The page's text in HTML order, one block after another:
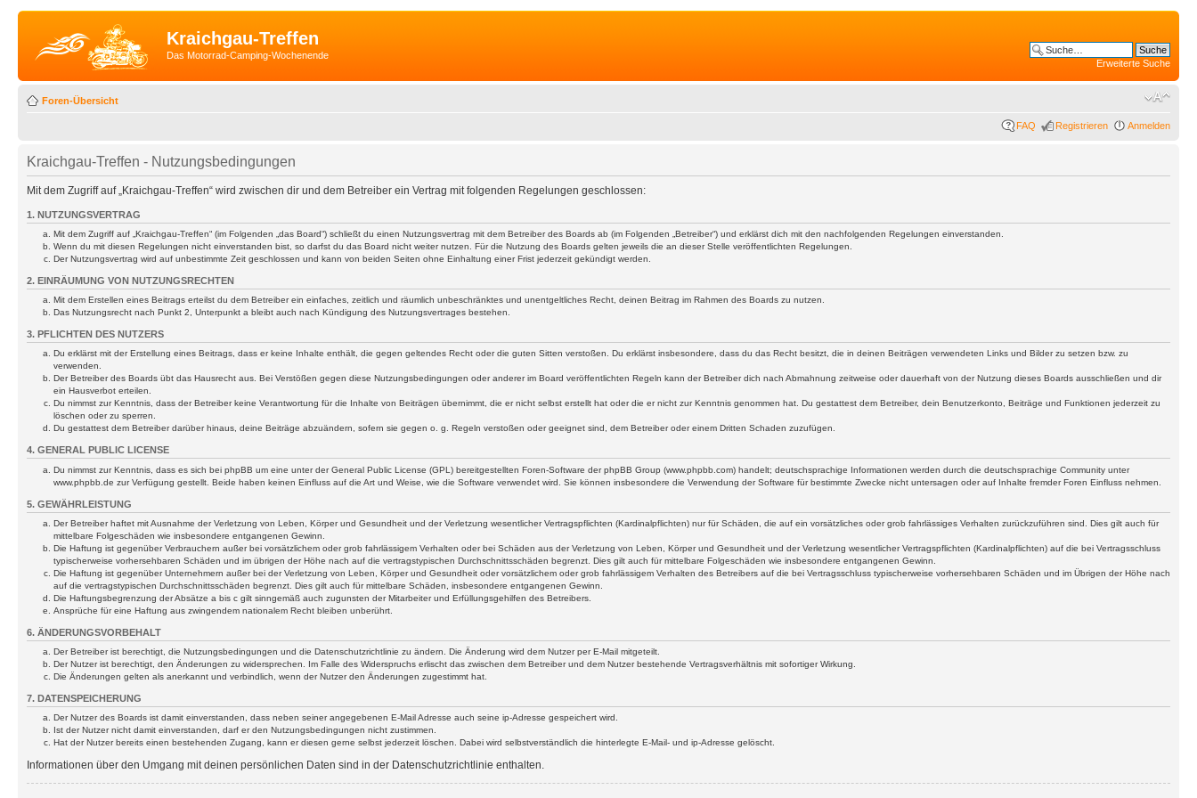
Kraichgau-Treffen
Das Motorrad-Camping-Wochenende
Erweiterte Suche
Foren-Übersicht
FAQ Registrieren Anmelden
Kraichgau-Treffen - Nutzungsbedingungen
Mit dem Zugriff auf „Kraichgau-Treffen“ wird zwischen dir und dem Betreiber ein Vertrag mit folgenden Regelungen geschlossen:
1. NUTZUNGSVERTRAG
Mit dem Zugriff auf „Kraichgau-Treffen“ (im Folgenden „das Board“) schließt du einen Nutzungsvertrag mit dem Betreiber des Boards ab (im Folgenden „Betreiber“) und erklärst dich mit den nachfolgenden Regelungen einverstanden.
Wenn du mit diesen Regelungen nicht einverstanden bist, so darfst du das Board nicht weiter nutzen. Für die Nutzung des Boards gelten jeweils die an dieser Stelle veröffentlichten Regelungen.
Der Nutzungsvertrag wird auf unbestimmte Zeit geschlossen und kann von beiden Seiten ohne Einhaltung einer Frist jederzeit gekündigt werden.
2. EINRÄUMUNG VON NUTZUNGSRECHTEN
Mit dem Erstellen eines Beitrags erteilst du dem Betreiber ein einfaches, zeitlich und räumlich unbeschränktes und unentgeltliches Recht, deinen Beitrag im Rahmen des Boards zu nutzen.
Das Nutzungsrecht nach Punkt 2, Unterpunkt a bleibt auch nach Kündigung des Nutzungsvertrages bestehen.
3. PFLICHTEN DES NUTZERS
Du erklärst mit der Erstellung eines Beitrags, dass er keine Inhalte enthält, die gegen geltendes Recht oder die guten Sitten verstoßen. Du erklärst insbesondere, dass du das Recht besitzt, die in deinen Beiträgen verwendeten Links und Bilder zu setzen bzw. zu
verwenden.
Der Betreiber des Boards übt das Hausrecht aus. Bei Verstößen gegen diese Nutzungsbedingungen oder anderer im Board veröffentlichten Regeln kann der Betreiber dich nach Abmahnung zeitweise oder dauerhaft von der Nutzung dieses Boards ausschließen und dir
ein Hausverbot erteilen.
Du nimmst zur Kenntnis, dass der Betreiber keine Verantwortung für die Inhalte von Beiträgen übernimmt, die er nicht selbst erstellt hat oder die er nicht zur Kenntnis genommen hat. Du gestattest dem Betreiber, dein Benutzerkonto, Beiträge und Funktionen jederzeit zu
löschen oder zu sperren.
Du gestattest dem Betreiber darüber hinaus, deine Beiträge abzuändern, sofern sie gegen o. g. Regeln verstoßen oder geeignet sind, dem Betreiber oder einem Dritten Schaden zuzufügen.
4. GENERAL PUBLIC LICENSE
Du nimmst zur Kenntnis, dass es sich bei phpBB um eine unter der General Public License (GPL) bereitgestellten Foren-Software der phpBB Group (www.phpbb.com) handelt; deutschsprachige Informationen werden durch die deutschsprachige Community unter
www.phpbb.de zur Verfügung gestellt. Beide haben keinen Einfluss auf die Art und Weise, wie die Software verwendet wird. Sie können insbesondere die Verwendung der Software für bestimmte Zwecke nicht untersagen oder auf Inhalte fremder Foren Einfluss nehmen.
5. GEWÄHRLEISTUNG
Der Betreiber haftet mit Ausnahme der Verletzung von Leben, Körper und Gesundheit und der Verletzung wesentlicher Vertragspflichten (Kardinalpflichten) nur für Schäden, die auf ein vorsätzliches oder grob fahrlässiges Verhalten zurückzuführen sind. Dies gilt auch für
mittelbare Folgeschäden wie insbesondere entgangenen Gewinn.
Die Haftung ist gegenüber Verbrauchern außer bei vorsätzlichem oder grob fahrlässigem Verhalten oder bei Schäden aus der Verletzung von Leben, Körper und Gesundheit und der Verletzung wesentlicher Vertragspflichten (Kardinalpflichten) auf die bei Vertragsschluss
typischerweise vorhersehbaren Schäden und im übrigen der Höhe nach auf die vertragstypischen Durchschnittsschäden begrenzt. Dies gilt auch für mittelbare Folgeschäden wie insbesondere entgangenen Gewinn.
Die Haftung ist gegenüber Unternehmern außer bei der Verletzung von Leben, Körper und Gesundheit oder vorsätzlichem oder grob fahrlässigem Verhalten des Betreibers auf die bei Vertragsschluss typischerweise vorhersehbaren Schäden und im Übrigen der Höhe nach
auf die vertragstypischen Durchschnittsschäden begrenzt. Dies gilt auch für mittelbare Schäden, insbesondere entgangenen Gewinn.
Die Haftungsbegrenzung der Absätze a bis c gilt sinngemäß auch zugunsten der Mitarbeiter und Erfüllungsgehilfen des Betreibers.
Ansprüche für eine Haftung aus zwingendem nationalem Recht bleiben unberührt.
6. ÄNDERUNGSVORBEHALT
Der Betreiber ist berechtigt, die Nutzungsbedingungen und die Datenschutzrichtlinie zu ändern. Die Änderung wird dem Nutzer per E-Mail mitgeteilt.
Der Nutzer ist berechtigt, den Änderungen zu widersprechen. Im Falle des Widerspruchs erlischt das zwischen dem Betreiber und dem Nutzer bestehende Vertragsverhältnis mit sofortiger Wirkung.
Die Änderungen gelten als anerkannt und verbindlich, wenn der Nutzer den Änderungen zugestimmt hat.
7. DATENSPEICHERUNG
Der Nutzer des Boards ist damit einverstanden, dass neben seiner angegebenen E-Mail Adresse auch seine ip-Adresse gespeichert wird.
Ist der Nutzer nicht damit einverstanden, darf er den Nutzungsbedingungen nicht zustimmen.
Hat der Nutzer bereits einen bestehenden Zugang, kann er diesen gerne selbst jederzeit löschen. Dabei wird selbstverständlich die hinterlegte E-Mail- und ip-Adresse gelöscht.
Informationen über den Umgang mit deinen persönlichen Daten sind in der Datenschutzrichtlinie enthalten.